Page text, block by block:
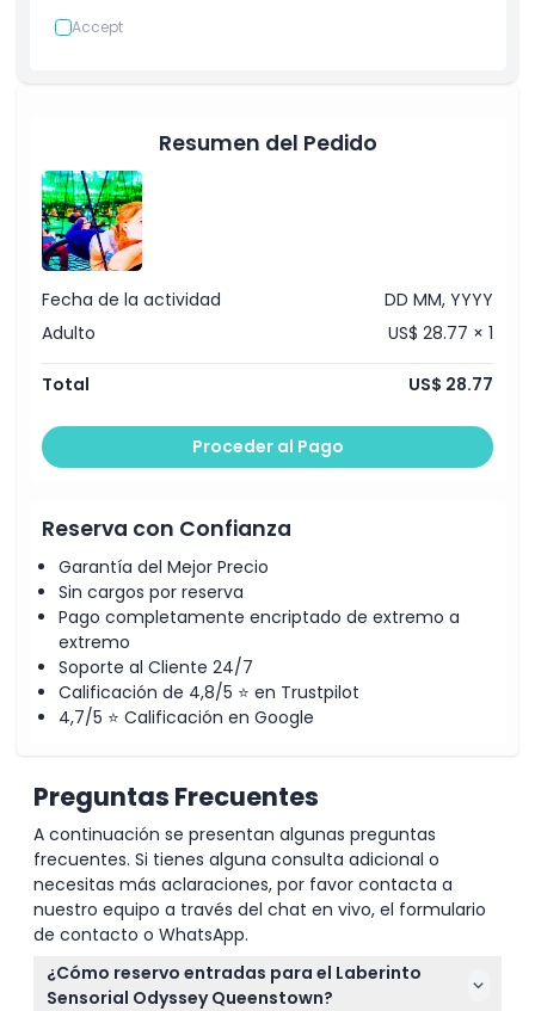
Accept
Resumen del Pedido
Fecha de la actividad
DD MM, YYYY
Adulto
US$ 28.77 × 1
Total US$ 28.77
Proceder al Pago
Reserva con Confianza
Garantía del Mejor Precio
Sin cargos por reserva
Pago completamente encriptado de extremo a
extremo
Soporte al Cliente 24/7
Calificación de 4,8/5 ⭐ en Trustpilot
4,7/5 ⭐ Calificación en Google
Preguntas Frecuentes
A continuación se presentan algunas preguntas
frecuentes. Si tienes alguna consulta adicional o
necesitas más aclaraciones, por favor contacta a
nuestro equipo a través del chat en vivo, el formulario
de contacto o WhatsApp.
¿Cómo reservo entradas para el Laberinto
Sensorial Odyssey Queenstown?